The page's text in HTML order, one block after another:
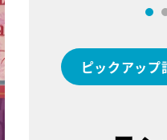
ピックアップ